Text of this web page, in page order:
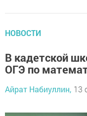
НОВОСТИ
В кадетской
ОГЭ по
Айрат Набиуллин, 13